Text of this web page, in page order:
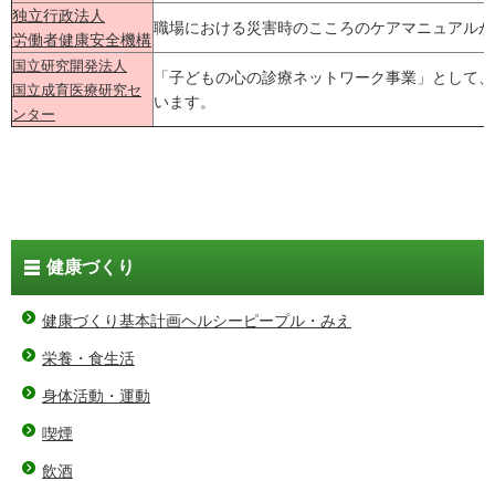
独立行政法人
労働者健康安全機構
職場における災害時のこころのケアマニュアル
国立研究開発法人
国立成育医療研究セ
ンター
「子どもの心の診療ネットワーク事業」として
います。
健康づくり
健康づくり基本計画ヘルシーピープル・みえ
栄養・食生活
身体活動・運動
喫煙
飲酒